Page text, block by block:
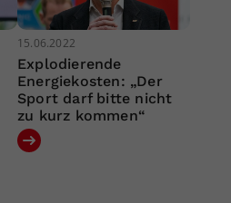
15.06.2022
Explodierende
Energiekosten: „Der
Sport darf bitte nicht
zu kurz kommen“